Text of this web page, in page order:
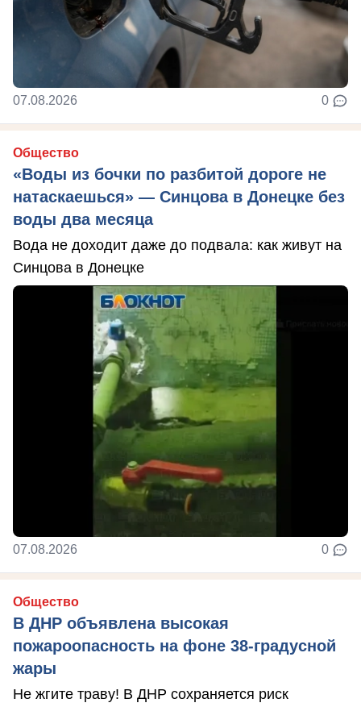
07.08.2026 0
Общество
«Воды из бочки по разбитой дороге не
натаскаешься» — Синцова в Донецке без
воды два месяца
Вода не доходит даже до подвала: как живут на
Синцова в Донецке
07.08.2026 0
Общество
В ДНР объявлена высокая
пожароопасность на фоне 38-градусной
жары
Не жгите траву! В ДНР сохраняется риск